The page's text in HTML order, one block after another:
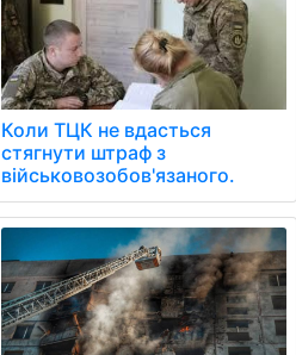
Коли ТЦК не вдасться
стягнути штраф з
військовозобов'язаного.